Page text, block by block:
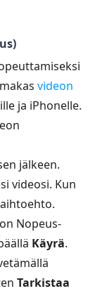
videon
ja iPhonelle.
jälkeen.
videosi. Kun
Nopeus-
Käyrä.
Tarkistaa